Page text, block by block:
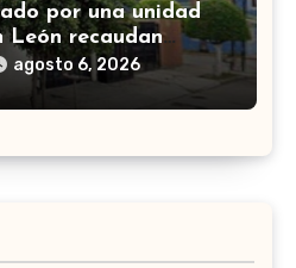
por una unidad
León recaudan
a perrito de edad
agosto 6, 2026